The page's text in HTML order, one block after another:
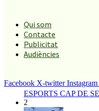
Qui som
Contacte
Publicitat
Audiències
Facebook X-twitter Instagram
La Nau d’Entitats
Malgrat de Mar enceta
El més llegit
ESPORTS CAP DE
2